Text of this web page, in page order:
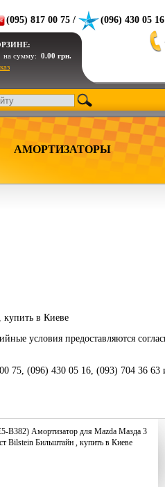
(095) 817 00 75 / (096) 430 05
на сумму: 0.00 грн.
АМОРТИЗАТОРЫ
в Киеве
условия предоставляются
75, (096) 430 05 16, (093) 704 36 63
B382) Амортизатор для Mazda Мазда 3
Bilstein Бильштайн , купить в Киеве